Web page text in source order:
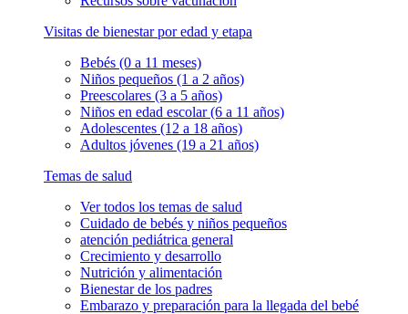
Visitas de bienestar por edad y etapa
Bebés (0 a 11 meses)
Niños pequeños (1 a 2 años)
Preescolares (3 a 5 años)
Niños en edad escolar (6 a 11 años)
Adolescentes (12 a 18 años)
Adultos jóvenes (19 a 21 años)
Temas de salud
Ver todos los temas de salud
Cuidado de bebés y niños pequeños
atención pediátrica general
Crecimiento y desarrollo
Nutrición y alimentación
Bienestar de los padres
Embarazo y preparación para la llegada del bebé